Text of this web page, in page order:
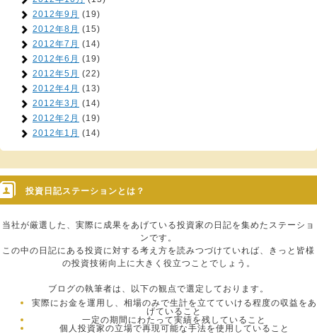
2012年9月 (19)
2012年8月 (15)
2012年7月 (14)
2012年6月 (19)
2012年5月 (22)
2012年4月 (13)
2012年3月 (14)
2012年2月 (19)
2012年1月 (14)
投資日記ステーションとは？
当社が厳選した、実際に成果をあげている投資家の日記を集めたステーショ
ンです。
この中の日記にある投資に対する考え方を読みつづけていれば、きっと皆様
の投資技術向上に大きく役立つことでしょう。
ブログの執筆者は、以下の観点で選定しております。
実際にお金を運用し、相場のみで生計を立てていける程度の収益をあ
げていること
一定の期間にわたって実績を残していること
個人投資家の立場で再現可能な手法を使用していること